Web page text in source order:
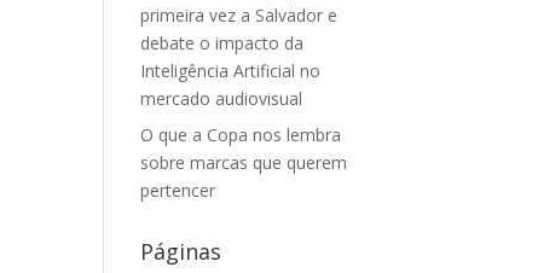
primeira vez a Salvador e
debate o impacto da
Inteligência Artificial no
mercado audiovisual
O que a Copa nos lembra
sobre marcas que querem
pertencer
Páginas